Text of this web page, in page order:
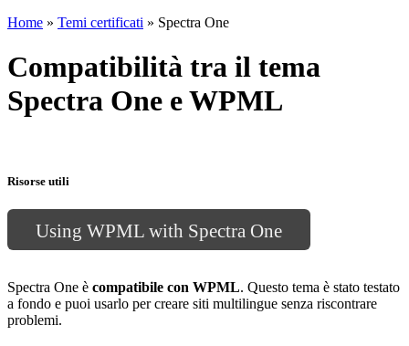
Home » Temi certificati » Spectra One
Compatibilità tra il tema
Spectra One e WPML
Risorse utili
Using WPML with Spectra One
Spectra One è compatibile con WPML. Questo tema è stato testato
a fondo e puoi usarlo per creare siti multilingue senza riscontrare
problemi.